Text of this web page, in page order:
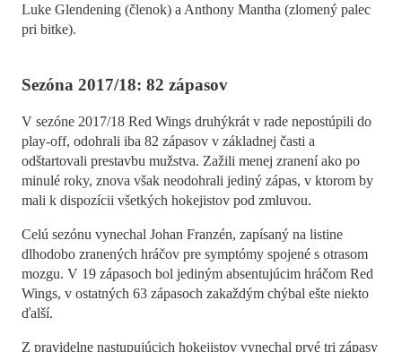
Luke Glendening (členok) a Anthony Mantha (zlomený palec
pri bitke).
Sezóna 2017/18: 82 zápasov
V sezóne 2017/18 Red Wings druhýkrát v rade nepostúpili do
play-off, odohrali iba 82 zápasov v základnej časti a
odštartovali prestavbu mužstva. Zažili menej zranení ako po
minulé roky, znova však neodohrali jediný zápas, v ktorom by
mali k dispozícii všetkých hokejistov pod zmluvou.
Celú sezónu vynechal Johan Franzén, zapísaný na listine
dlhodobo zranených hráčov pre symptómy spojené s otrasom
mozgu. V 19 zápasoch bol jediným absentujúcim hráčom Red
Wings, v ostatných 63 zápasoch zakaždým chýbal ešte niekto
ďalší.
Z pravidelne nastupujúcich hokejistov vynechal prvé tri zápasy